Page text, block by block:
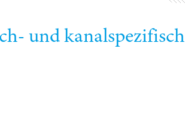
und kanalspezifisch